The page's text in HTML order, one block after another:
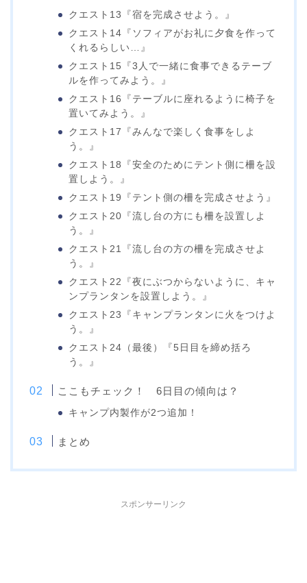
クエスト13『宿を完成させよう。』
クエスト14『ソフィアがお礼に夕食を作って
くれるらしい…』
クエスト15『3人で一緒に食事できるテーブ
ルを作ってみよう。』
クエスト16『テーブルに座れるように椅子を
置いてみよう。』
クエスト17『みんなで楽しく食事をしよ
う。』
クエスト18『安全のためにテント側に柵を設
置しよう。』
クエスト19『テント側の柵を完成させよう』
クエスト20『流し台の方にも柵を設置しよ
う。』
クエスト21『流し台の方の柵を完成させよ
う。』
クエスト22『夜にぶつからないように、キャ
ンプランタンを設置しよう。』
クエスト23『キャンプランタンに火をつけよ
う。』
クエスト24（最後）『5日目を締め括ろ
う。』
ここもチェック！ 6日目の傾向は？
キャンプ内製作が2つ追加！
まとめ
スポンサーリンク